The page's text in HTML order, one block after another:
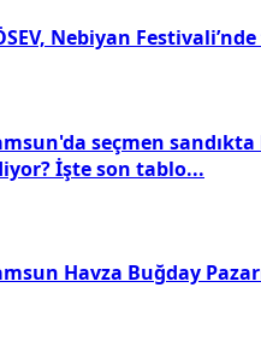
Nebiyan
seçmen
İşte son tablo...
Havza Buğday